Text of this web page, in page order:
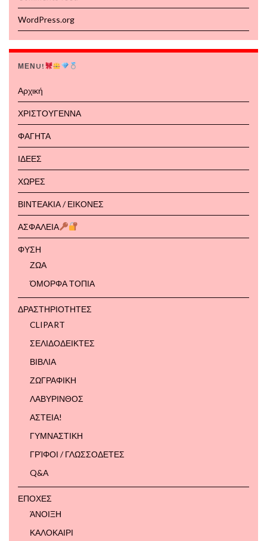
WordPress.org
ΜΕΝU!
Αρχική
ΧΡΙΣΤΟΥΓΕΝΝΑ
ΦΑΓΗΤΑ
ΙΔΕΕΣ
ΧΩΡΕΣ
ΒΙΝΤΕΑΚΙΑ / ΕΙΚΟΝΕΣ
ΑΣΦΑΛΕΙΑ
ΦΥΣΗ
ΖΩΑ
ΌΜΟΡΦΑ ΤΟΠΙΑ
ΔΡΑΣΤΗΡΙΟΤΗΤΕΣ
CLIPART
ΣΕΛΙΔΟΔΕΙΚΤΕΣ
ΒΙΒΛΙΑ
ΖΩΓΡΑΦΙΚΗ
ΛΑΒΥΡΙΝΘΟΣ
ΑΣΤΕΙΑ!
ΓΥΜΝΑΣΤΙΚΗ
ΓΡΊΦΟΙ / ΓΛΩΣΣΟΔΕΤΕΣ
Q&A
ΕΠΟΧΕΣ
ΆΝΟΙΞΗ
ΚΑΛΟΚΑΙΡΙ